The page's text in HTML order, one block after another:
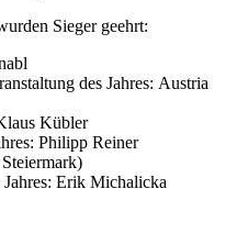
Sieger geehrt:
des Jahres: Austria
Kübler
Philipp Reiner
Erik Michalicka